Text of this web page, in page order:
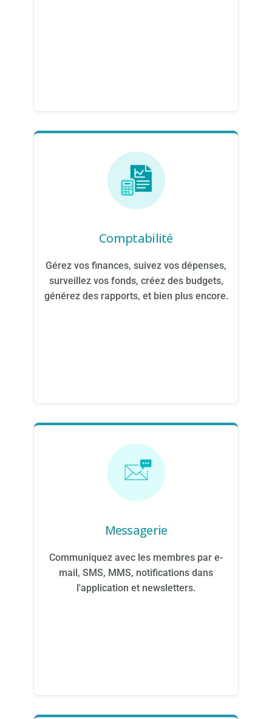
Comptabilité
Gérez vos finances, suivez vos dépenses,
surveillez vos fonds, créez des budgets,
générez des rapports, et bien plus encore.
Messagerie
Communiquez avec les membres par e-
mail, SMS, MMS, notifications dans
l'application et newsletters.